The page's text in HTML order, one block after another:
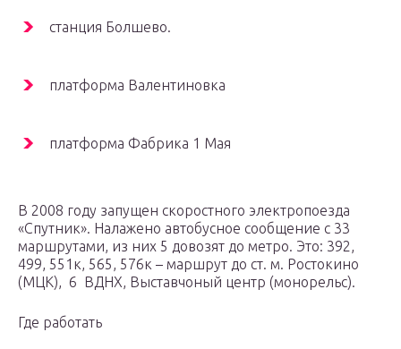
станция Болшево.
платформа Валентиновка
платформа Фабрика 1 Мая
В 2008 году запущен скоростного электропоезда
«Спутник». Налажено автобусное сообщение с 33
маршрутами, из них 5 довозят до метро. Это: 392,
499, 551к, 565, 576к – маршрут до ст. м. Ростокино
(МЦК), 6 ВДНХ, Выставчоный центр (монорельс).
Где работать